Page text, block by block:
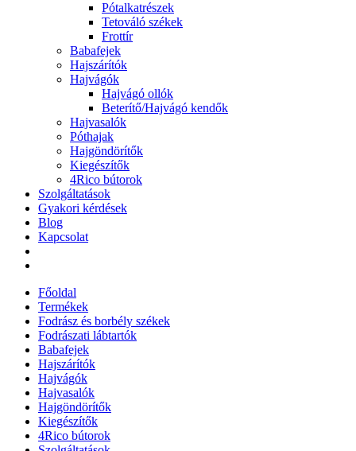
Pótalkatrészek
Tetováló székek
Frottír
Babafejek
Hajszárítók
Hajvágók
Hajvágó ollók
Beterítő/Hajvágó kendők
Hajvasalók
Póthajak
Hajgöndörítők
Kiegészítők
4Rico bútorok
Szolgáltatások
Gyakori kérdések
Blog
Kapcsolat
Főoldal
Termékek
Fodrász és borbély székek
Fodrászati lábtartók
Babafejek
Hajszárítók
Hajvágók
Hajvasalók
Hajgöndörítők
Kiegészítők
4Rico bútorok